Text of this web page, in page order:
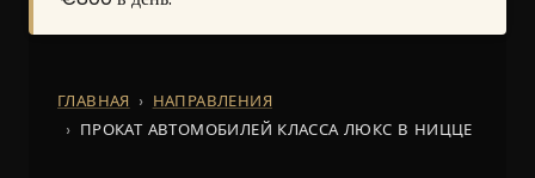
ГЛАВНАЯ
НАПРАВЛЕНИЯ
ПРОКАТ АВТОМОБИЛЕЙ КЛАССА ЛЮКС В НИЦЦЕ